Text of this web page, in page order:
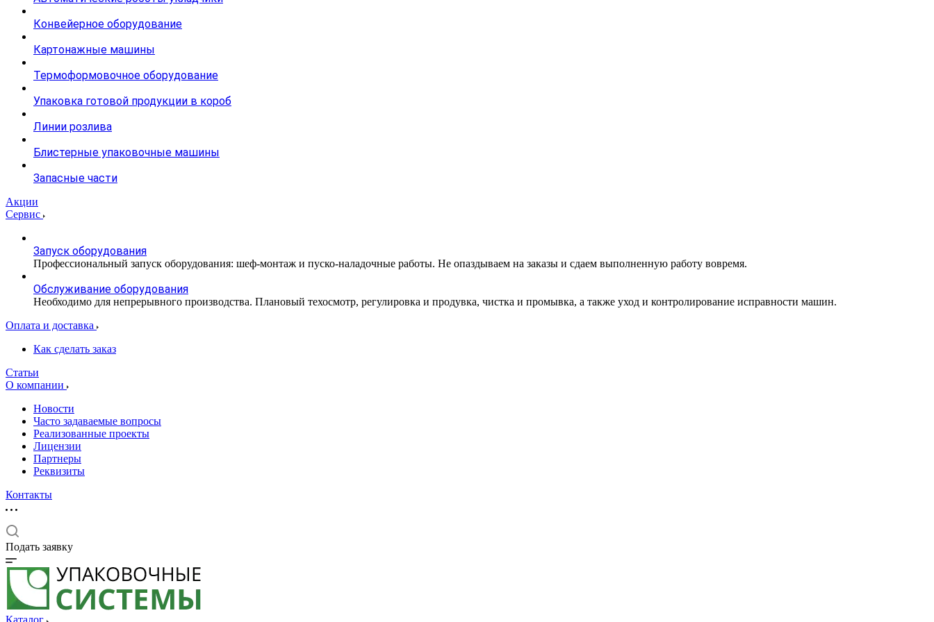
Конвейерное оборудование
Картонажные машины
Термоформовочное оборудование
Упаковка готовой продукции в короб
Линии розлива
Блистерные упаковочные машины
Запасные части
Акции
Сервис
Запуск оборудования
Профессиональный запуск оборудования: шеф-монтаж и пуско-наладочные работы. Не опаздываем на заказы и сдаем выполненную работу вовремя.
Обслуживание оборудования
Необходимо для непрерывного производства. Плановый техосмотр, регулировка и продувка, чистка и промывка, а также уход и контролирование исправности машин.
Оплата и доставка
Как сделать заказ
Статьи
О компании
Новости
Часто задаваемые вопросы
Реализованные проекты
Лицензии
Партнеры
Реквизиты
Контакты
Подать заявку
Каталог